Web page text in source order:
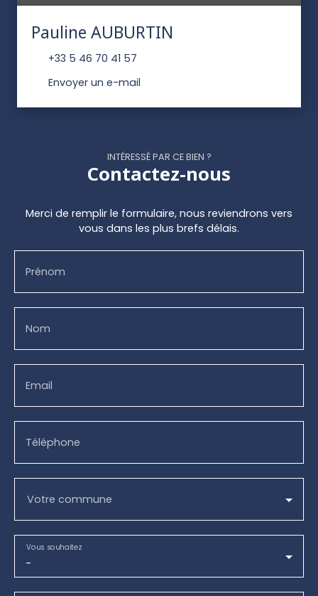
Pauline AUBURTIN
+33 5 46 70 41 57
Envoyer un e-mail
INTÉRESSÉ PAR CE BIEN ?
Contactez-nous
Merci de remplir le formulaire, nous reviendrons vers
vous dans les plus brefs délais.
Prénom
Nom
Email
Téléphone
Votre commune
-
Vous souhaitez